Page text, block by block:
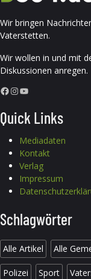
Wir bringen
Vaterstetten.
Wir wollen in und mit
Diskussionen anregen.
Facebook InstagramYouTube
Quick Links
Mediadaten
Kontakt
Verlag
Impressum
Schlagwörter
Alle Artikel Alle
Polizei Sport